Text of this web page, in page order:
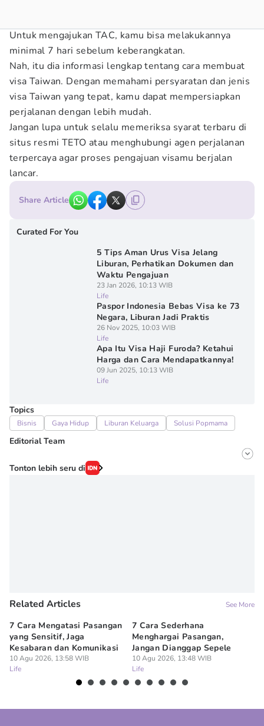
Untuk mengajukan TAC, kamu bisa melakukannya
minimal 7 hari sebelum keberangkatan.
Nah, itu dia informasi lengkap tentang cara membuat
visa Taiwan. Dengan memahami persyaratan dan jenis
visa Taiwan yang tepat, kamu dapat mempersiapkan
perjalanan dengan lebih mudah.
Jangan lupa untuk selalu memeriksa syarat terbaru di
situs resmi TETO atau menghubungi agen perjalanan
terpercaya agar proses pengajuan visamu berjalan
lancar.
Share Article
Curated For You
5 Tips Aman Urus Visa Jelang
Liburan, Perhatikan Dokumen dan
Waktu Pengajuan
23 Jan 2026, 10:13 WIB
Life
Paspor Indonesia Bebas Visa ke 73
Negara, Liburan Jadi Praktis
26 Nov 2025, 10:03 WIB
Life
Apa Itu Visa Haji Furoda? Ketahui
Harga dan Cara Mendapatkannya!
09 Jun 2025, 10:13 WIB
Life
Topics
Bisnis Gaya Hidup Liburan Keluarga Solusi Popmama
Editorial Team
Editor
Tonton lebih seru di
Related Articles See More
7 Cara Mengatasi Pasangan
yang Sensitif, Jaga
Kesabaran dan Komunikasi
10 Agu 2026, 13:58 WIB
Life
7 Cara Sederhana
Menghargai Pasangan,
Jangan Dianggap Sepele
10 Agu 2026, 13:48 WIB
Life